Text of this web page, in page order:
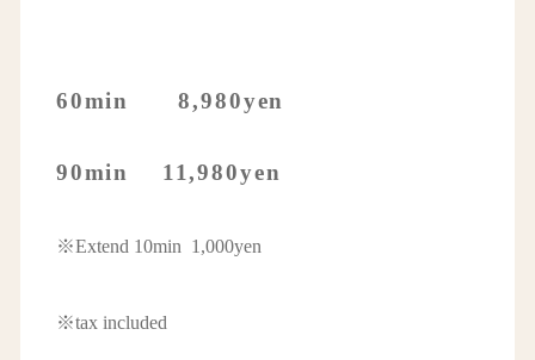
60min 8,980yen
90min 11,980yen
※Extend 10min 1,000yen
※tax included